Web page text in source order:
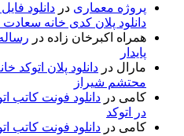
پروژه معماری در دانلود
دانلود پلان کدی خانه سعادت
همراه اکبرخان زاده در
پایدار
مارال در دانلود پلان اتوکد
محتشم شیراز
کامی در دانلود فونت کاتب
در اتوکد
کامی در دانلود فونت کاتب